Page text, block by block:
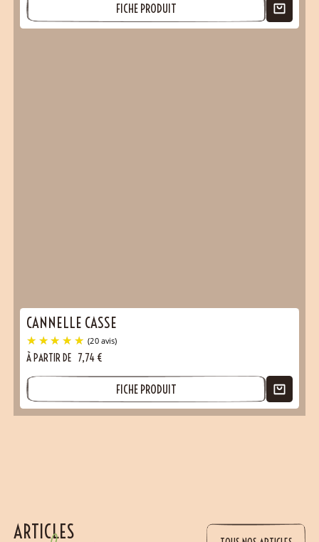
FICHE PRODUIT
CANNELLE CASSE
À PARTIR DE 7,74 €
FICHE PRODUIT
ARTICLES